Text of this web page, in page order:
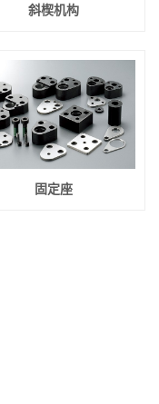
斜楔机构
固定座